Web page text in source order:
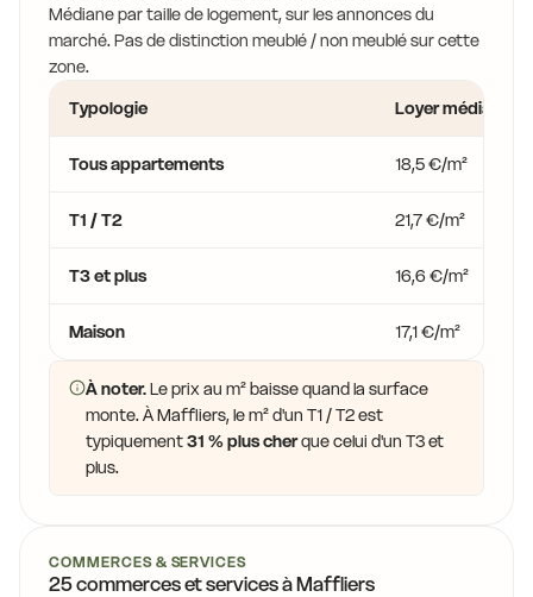
Médiane par taille de logement, sur les annonces du
marché. Pas de distinction meublé / non meublé sur cette
zone.
Typologie
Loyer médian
Tous appartements 18,5 €/m²
T1 / T2 21,7 €/m²
T3 et plus 16,6 €/m²
Maison 17,1 €/m²
À noter.Le prix au m² baisse quand la surface
monte. À Maffliers, le m² d'un T1 / T2 est
typiquement31 % plus cherque celui d'un T3 et
plus.
COMMERCES & SERVICES
25 commerces et services à Maffliers